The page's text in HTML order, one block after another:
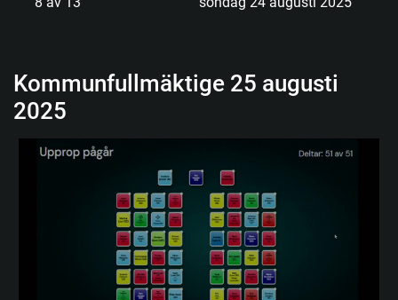
Kommunfullmäktige 25 augusti
2025